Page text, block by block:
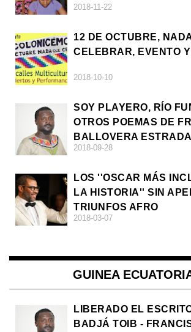
2018-11-22
12 DE OCTUBRE,
CELEBRAR, EVENTO
2018-10-10
SOY PLAYERO, RÍO
OTROS POEMAS DE
BALLOVERA ESTRADA
2018-09-28
LOS ''OSCAR MÁS
LA HISTORIA'' SIN
TRIUNFOS AFRO
2018-03-07
GUINEA
LIBERADO EL
BADJÁ TOIB -